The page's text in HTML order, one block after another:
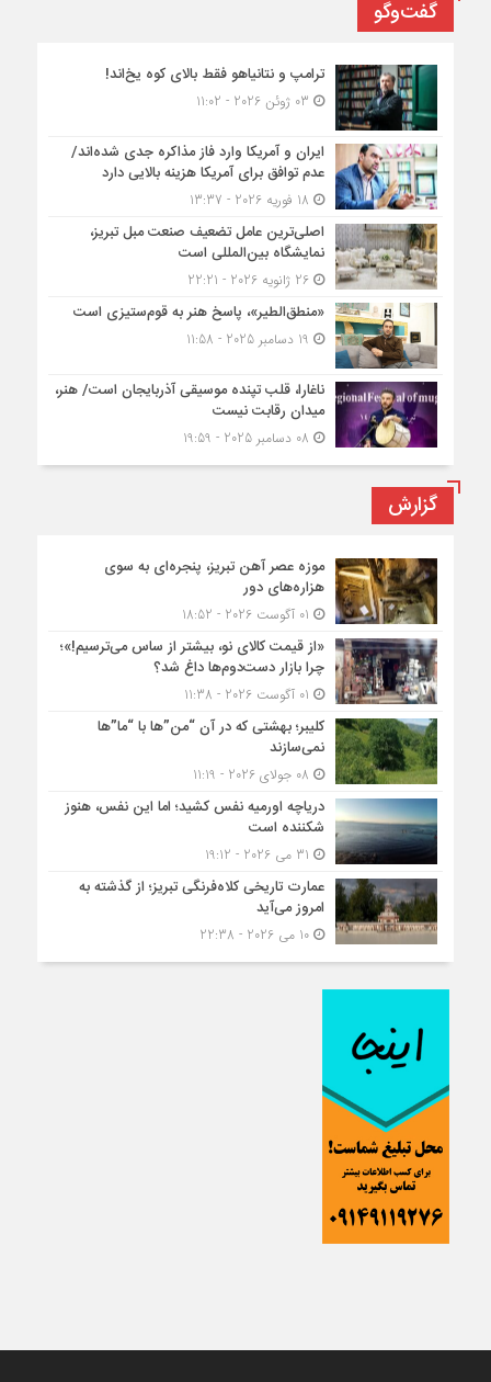
گفت‌وگو
ترامپ و نتانیاهو فقط بالای کوه یخ‌اند!
ایران و آمریکا وارد فاز مذاکره جدی شده‌اند/
عدم توافق برای آمریکا هزینه بالایی دارد
اصلی‌ترین عامل تضعیف صنعت مبل تبریز،
نمایشگاه بین‌المللی است
26 ژانویه 2026 - 22:21
«منطق‌الطیر»، پاسخ هنر به قوم‌ستیزی است
ناغارا، قلب تپنده موسیقی آذربایجان است/ هنر،
میدان رقابت نیست
گزارش
موزه عصر آهن تبریز، پنجره‌ای به سوی
هزاره‌های دور
«از قیمت کالای نو، بیشتر از ساس می‌ترسیم!»؛
چرا بازار دست‌دوم‌ها داغ شد؟
کلیبر؛ بهشتی که در آن “من”ها با “ما”ها
نمی‌سازند
دریاچه اورمیه نفس کشید؛ اما این نفس، هنوز
شکننده است
عمارت تاریخی کلاه‌فرنگی تبریز؛ از گذشته به
امروز می‌آید
10 می 2026 - 22:38